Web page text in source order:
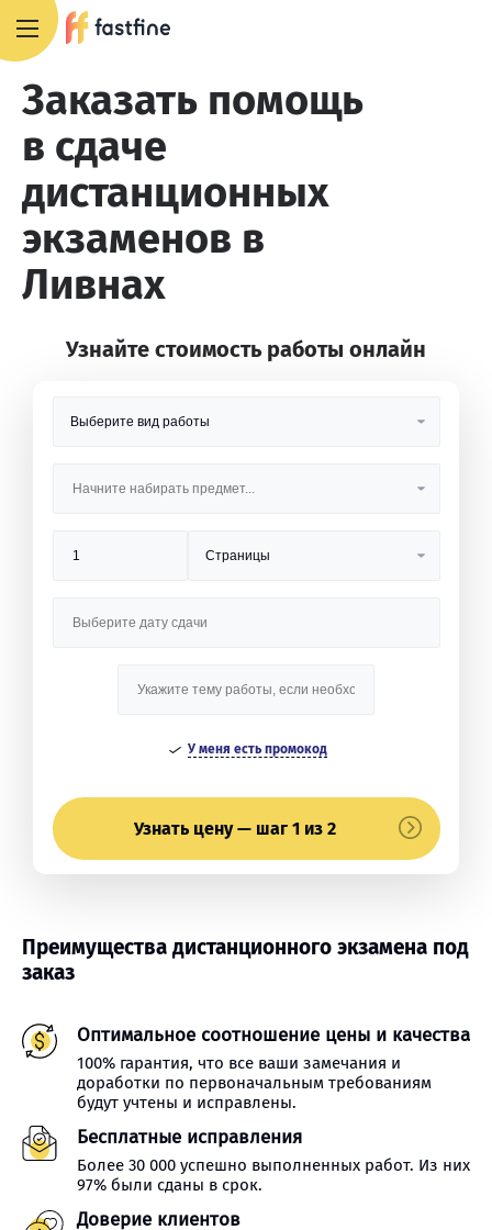
Заказать помощь
в сдаче
дистанционных
экзаменов в
Ливнах
Узнайте стоимость работы онлайн
У меня есть промокод
Узнать цену — шаг 1 из 2
Преимущества дистанционного экзамена под
заказ
Оптимальное соотношение цены и качества
100% гарантия, что все ваши замечания и
доработки по первоначальным требованиям
будут учтены и исправлены.
Бесплатные исправления
Более 30 000 успешно выполненных работ. Из них
97% были сданы в срок.
Доверие клиентов